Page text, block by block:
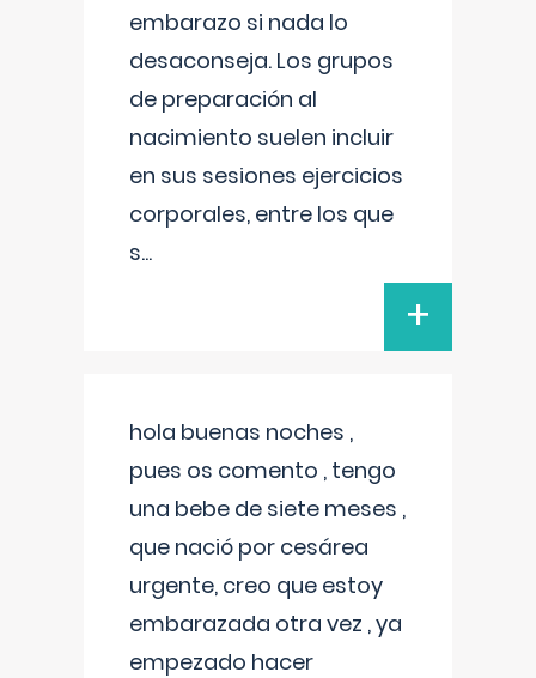
embarazo si nada lo
desaconseja. Los grupos
de preparación al
nacimiento suelen incluir
en sus sesiones ejercicios
corporales, entre los que
s...
+
hola buenas noches ,
pues os comento , tengo
una bebe de siete meses ,
que nació por cesárea
urgente, creo que estoy
embarazada otra vez , ya
empezado hacer